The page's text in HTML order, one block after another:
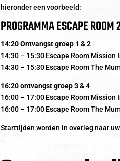
hieronder een voorbeeld:
PROGRAMMA ESCAPE ROOM
14:20 Ontvangst groep 1 & 2
14:30 – 15:30 Escape Room Mission
14:30 – 15:30 Escape Room The
16:20 ontvangst groep 3 & 4
16:00 – 17:00 Escape Room Mission
16:00 – 17:00 Escape Room The
Starttijden worden in overleg naar